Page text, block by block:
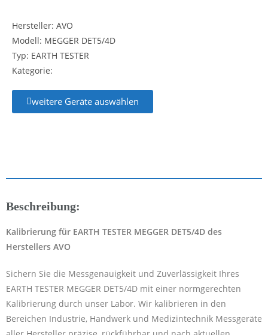
Hersteller: AVO
Modell: MEGGER DET5/4D
Typ: EARTH TESTER
Kategorie:
weitere Geräte auswählen
Beschreibung:
Kalibrierung für EARTH TESTER MEGGER DET5/4D des
Herstellers AVO
Sichern Sie die Messgenauigkeit und Zuverlässigkeit Ihres
EARTH TESTER MEGGER DET5/4D mit einer normgerechten
Kalibrierung durch unser Labor. Wir kalibrieren in den
Bereichen Industrie, Handwerk und Medizintechnik Messgeräte